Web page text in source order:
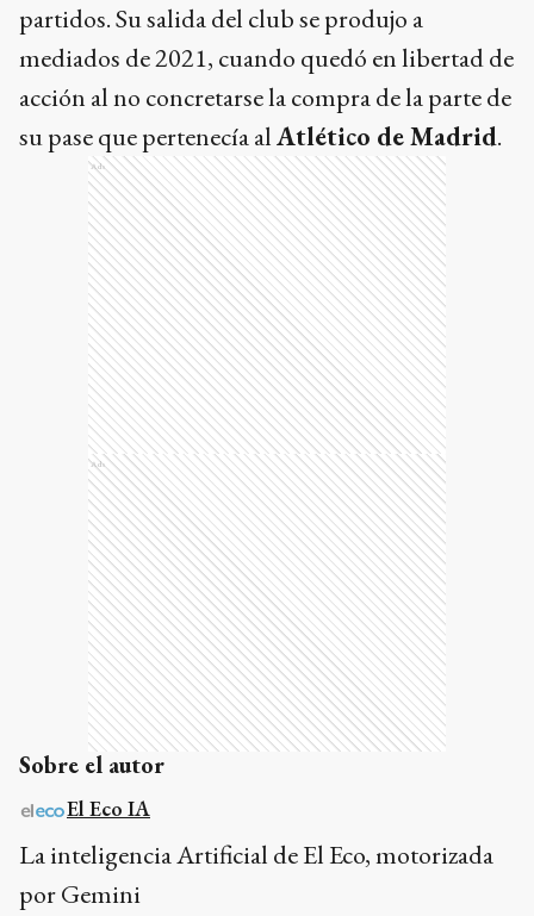
partidos. Su salida del club se produjo a
mediados de 2021, cuando quedó en libertad de
acción al no concretarse la compra de la parte de
su pase que pertenecía alAtlético de Madrid.
Ads
Ads
Sobre el autor
El Eco IA
La inteligencia Artificial de El Eco, motorizada
por Gemini